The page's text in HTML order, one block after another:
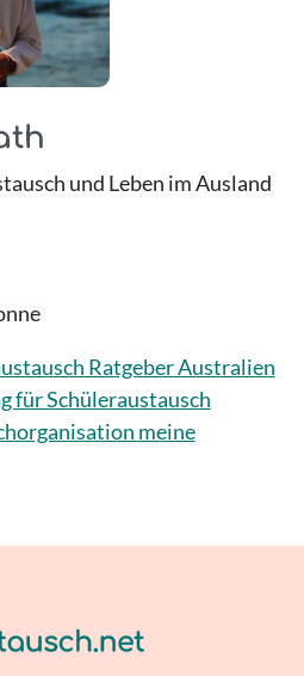
und Leben im Ausland
Ratgeber Australien
für Schüleraustausch
meine